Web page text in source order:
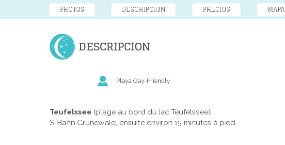
PHOTOS DESCRIPCION PRECIOS MAPA
DESCRIPCION
Playa Gay-Friendly
Teufelssee (plage au bord du lac Teufelssee).
S-Bahn Grunewald, ensuite environ 15 minutes à pied.